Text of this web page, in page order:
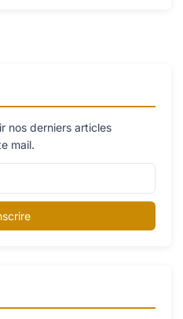
nos derniers articles
mail.